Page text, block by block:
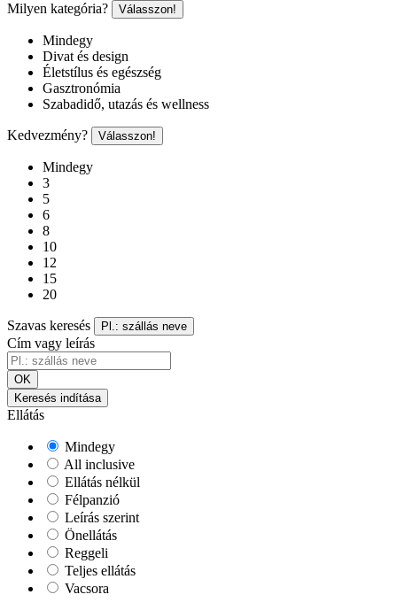
Milyen kategória?
Válasszon!
Mindegy
Divat és design
Életstílus és egészség
Gasztronómia
Szabadidő, utazás és wellness
Kedvezmény? Válasszon!
Mindegy
3
5
6
8
10
12
15
20
Szavas keresés Pl.: szállás neve
Cím vagy leírás
OK
Keresés indítása
Ellátás
Mindegy
All inclusive
Ellátás nélkül
Félpanzió
Leírás szerint
Önellátás
Reggeli
Teljes ellátás
Vacsora